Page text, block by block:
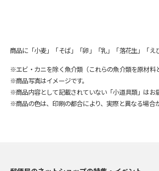
商品に「小麦」「そば」「卵」「乳」「落花生」「え
※エビ・カニを除く魚介類（これらの魚介類を原材料
※商品写真はイメージです。
※商品内容として記載されていない「小道具類」はお
※商品の色は、印刷の都合により、実際と異なる場合